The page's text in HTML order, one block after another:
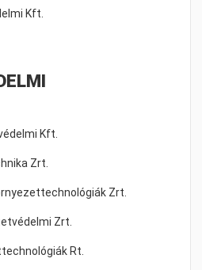
Kft.
Kft.
Zrt.
Zrt.
Zrt.
Rt.